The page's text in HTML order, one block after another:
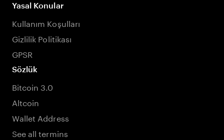
Yasal Konular
Kullanım Koşulları
Gizlilik Politikası
GPSR
Sözlük
Bitcoin 3.0
Altcoin
Wallet Address
See all termins